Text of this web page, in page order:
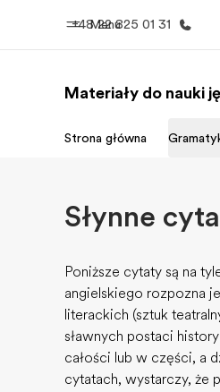
Menu
+48 22 825 01 31
Home
Materiały do nauki
Strona główna
Słynne
Poniższe cytaty są na
angielskiego rozpozna
literackich (sztuk
sławnych postaci
całości lub w części, a
cytatach, wystarczy, że